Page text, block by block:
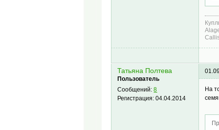
Татьяна Полтева
Пользователь
Сообщений:8
Регистрация:04.04.2014
На